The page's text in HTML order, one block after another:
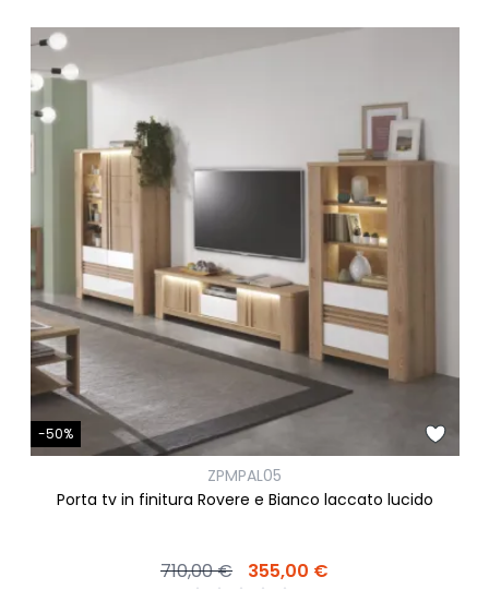
-50%
ZPMPAL05
Porta tv in finitura Rovere e Bianco laccato lucido
710,00 € 355,00 €